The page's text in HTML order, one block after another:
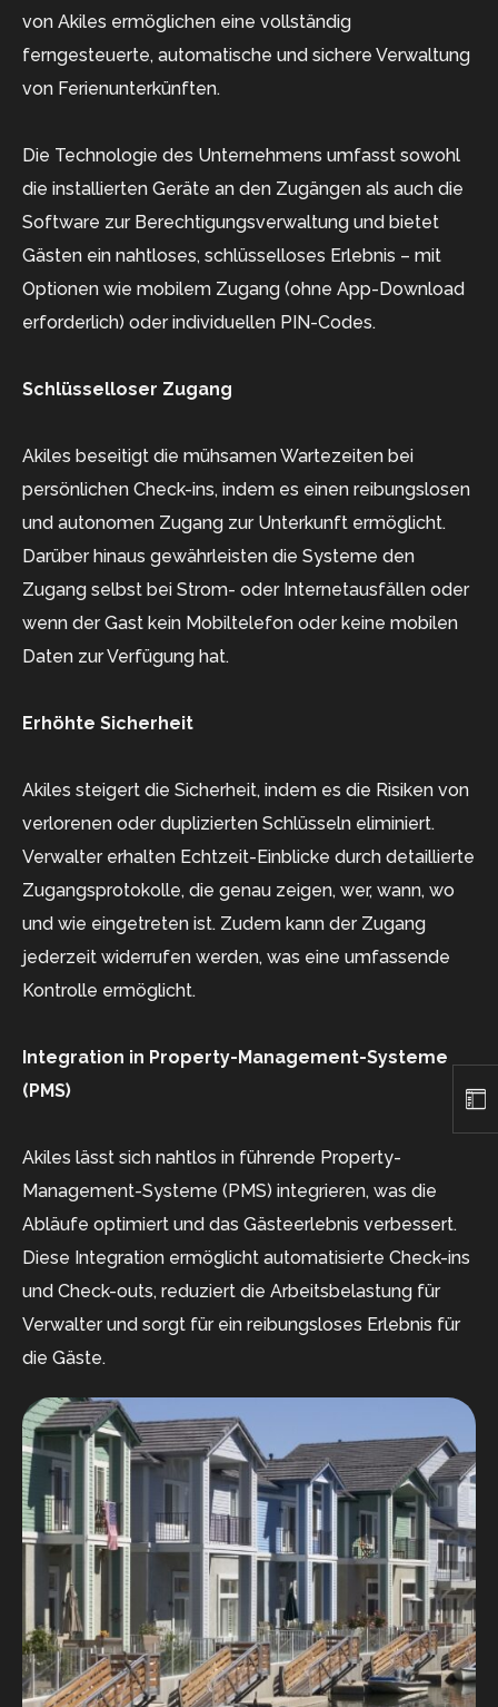
von Akiles ermöglichen eine vollständig
ferngesteuerte, automatische und sichere Verwaltung
von Ferienunterkünften.
Die Technologie des Unternehmens umfasst sowohl
die installierten Geräte an den Zugängen als auch die
Software zur Berechtigungsverwaltung und bietet
Gästen ein nahtloses, schlüsselloses Erlebnis – mit
Optionen wie mobilem Zugang (ohne App-Download
erforderlich) oder individuellen PIN-Codes.
Schlüsselloser Zugang
Akiles beseitigt die mühsamen Wartezeiten bei
persönlichen Check-ins, indem es einen reibungslosen
und autonomen Zugang zur Unterkunft ermöglicht.
Darüber hinaus gewährleisten die Systeme den
Zugang selbst bei Strom- oder Internetausfällen oder
wenn der Gast kein Mobiltelefon oder keine mobilen
Daten zur Verfügung hat.
Erhöhte Sicherheit
Akiles steigert die Sicherheit, indem es die Risiken von
verlorenen oder duplizierten Schlüsseln eliminiert.
Verwalter erhalten Echtzeit-Einblicke durch detaillierte
Zugangsprotokolle, die genau zeigen, wer, wann, wo
und wie eingetreten ist. Zudem kann der Zugang
jederzeit widerrufen werden, was eine umfassende
Kontrolle ermöglicht.
Integration in Property-Management-Systeme
(PMS)
Akiles lässt sich nahtlos in führende Property-
Management-Systeme (PMS) integrieren, was die
Abläufe optimiert und das Gästeerlebnis verbessert.
Diese Integration ermöglicht automatisierte Check-ins
und Check-outs, reduziert die Arbeitsbelastung für
Verwalter und sorgt für ein reibungsloses Erlebnis für
die Gäste.